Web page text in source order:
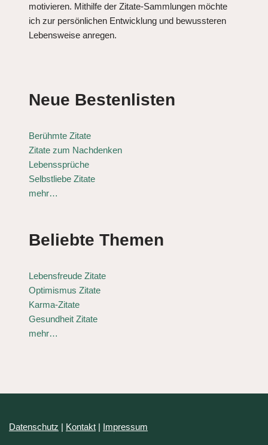
motivieren. Mithilfe der Zitate-Sammlungen möchte
ich zur persönlichen Entwicklung und bewussteren
Lebensweise anregen.
Neue Bestenlisten
Berühmte Zitate
Zitate zum Nachdenken
Lebenssprüche
Selbstliebe Zitate
mehr…
Beliebte Themen
Lebensfreude Zitate
Optimismus Zitate
Karma-Zitate
Gesundheit Zitate
mehr…
Datenschutz | Kontakt | Impressum